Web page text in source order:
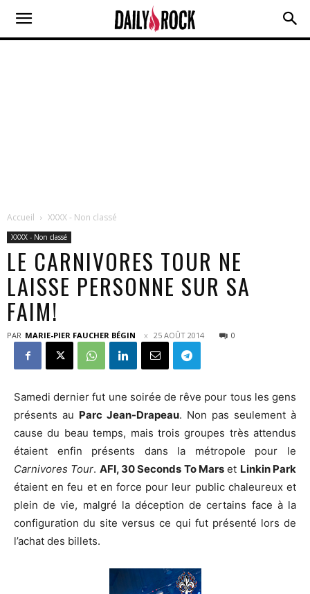
Accueil XXXX - Non classé
XXXX - Non classé
LE CARNIVORES TOUR NE
LAISSE PERSONNE SUR SA
FAIM!
PAR MARIE-PIER FAUCHER BÉGIN 25 AOÛT 2014 0
Samedi dernier fut une soirée de rêve pour tous les gens
présents au Parc Jean-Drapeau. Non pas seulement à
cause du beau temps, mais trois groupes très attendus
étaient enfin présents dans la métropole pour le
Carnivores Tour. AFI, 30 Seconds To Mars et Linkin Park
étaient en feu et en force pour leur public chaleureux et
plein de vie, malgré la déception de certains face à la
configuration du site versus ce qui fut présenté lors de
l’achat des billets.